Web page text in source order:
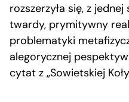
rozszerzyła się, z
twardy, prymitywny
problematyki
alegorycznej
cytat z „Sowietskiej